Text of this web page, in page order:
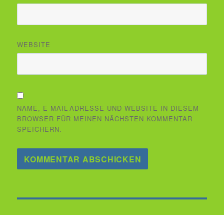
WEBSITE
NAME, E-MAIL-ADRESSE UND WEBSITE IN DIESEM
BROWSER FÜR MEINEN NÄCHSTEN KOMMENTAR
SPEICHERN.